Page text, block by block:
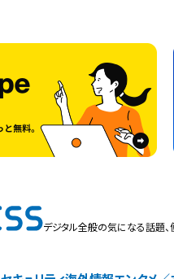
デジタル全般の気になる話題